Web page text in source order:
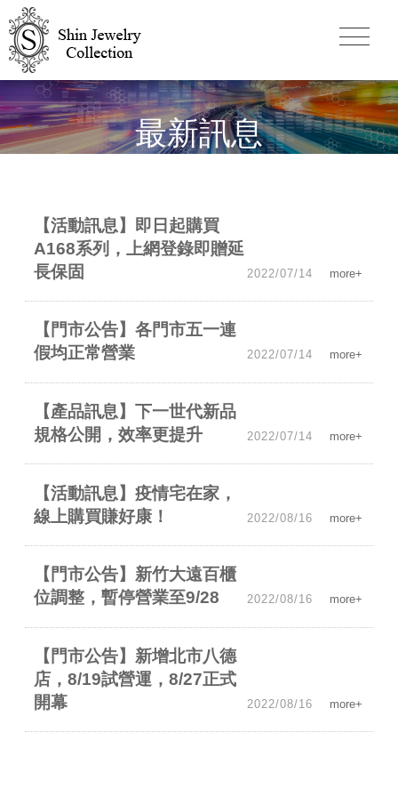
最新訊息
【活動訊息】即日起購買
A168系列，上網登錄即贈延
長保固
2022/07/14 more+
【門市公告】各門市五一連
假均正常營業
2022/07/14 more+
【產品訊息】下一世代新品
規格公開，效率更提升
2022/07/14 more+
【活動訊息】疫情宅在家，
線上購買賺好康！
2022/08/16 more+
【門市公告】新竹大遠百櫃
位調整，暫停營業至9/28
2022/08/16 more+
【門市公告】新增北市八德
店，8/19試營運，8/27正式
開幕
2022/08/16 more+